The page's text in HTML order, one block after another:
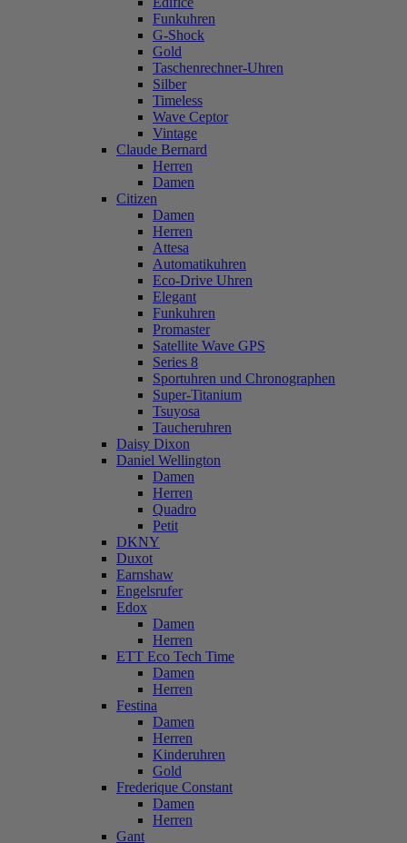
Funkuhren
G-Shock
Gold
Taschenrechner-Uhren
Silber
Timeless
Wave Ceptor
Vintage
Claude Bernard
Herren
Damen
Citizen
Damen
Herren
Attesa
Automatikuhren
Eco-Drive Uhren
Elegant
Funkuhren
Promaster
Satellite Wave GPS
Series 8
Sportuhren und Chronographen
Super-Titanium
Tsuyosa
Taucheruhren
Daisy Dixon
Daniel Wellington
Damen
Herren
Quadro
Petit
DKNY
Duxot
Earnshaw
Engelsrufer
Edox
Damen
Herren
ETT Eco Tech Time
Damen
Herren
Festina
Damen
Herren
Kinderuhren
Gold
Frederique Constant
Damen
Herren
Gant